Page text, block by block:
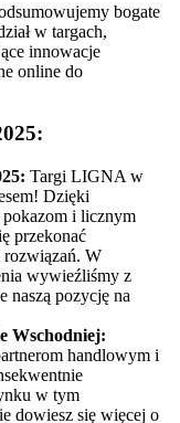
bogate
w targach,
innowacje
online do
Targi LIGNA w
Dzięki
i licznym
przekonać
rozwiązań. W
wywieźliśmy z
naszą pozycję na
Wschodniej:
handlowym i
w tym
dowiesz się więcej o